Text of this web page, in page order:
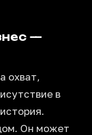
—
охват,
в
Он может